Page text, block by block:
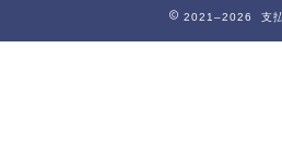
2021–2026 支